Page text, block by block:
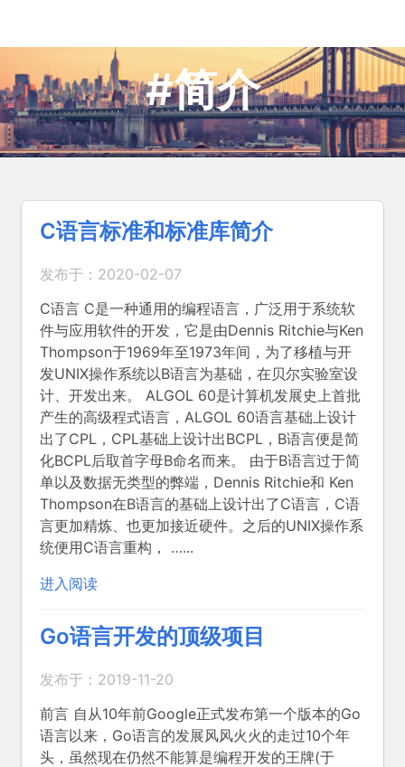
#简介
C语言标准和标准库简介
发布于：2020-02-07
C语言 C是一种通用的编程语言，广泛用于系统软
件与应用软件的开发，它是由Dennis Ritchie与Ken
Thompson于1969年至1973年间，为了移植与开
发UNIX操作系统以B语言为基础，在贝尔实验室设
计、开发出来。 ALGOL 60是计算机发展史上首批
产生的高级程式语言，ALGOL 60语言基础上设计
出了CPL，CPL基础上设计出BCPL，B语言便是简
化BCPL后取首字母B命名而来。 由于B语言过于简
单以及数据无类型的弊端，Dennis Ritchie和 Ken
Thompson在B语言的基础上设计出了C语言，C语
言更加精炼、也更加接近硬件。之后的UNIX操作系
统便用C语言重构， …...
进入阅读
Go语言开发的顶级项目
发布于：2019-11-20
前言 自从10年前Google正式发布第一个版本的Go
语言以来，Go语言的发展风风火火的走过10个年
头，虽然现在仍然不能算是编程开发的王牌(于